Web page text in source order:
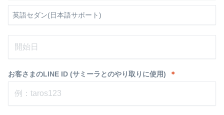
英語セダン(日本語サポート)
お客さまのLINE ID (サミーラとのやり取りに使用) ＊